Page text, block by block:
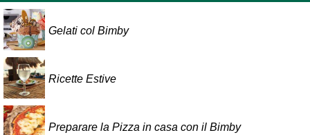
Gelati col Bimby
Ricette Estive
Preparare la Pizza in casa con il Bimby